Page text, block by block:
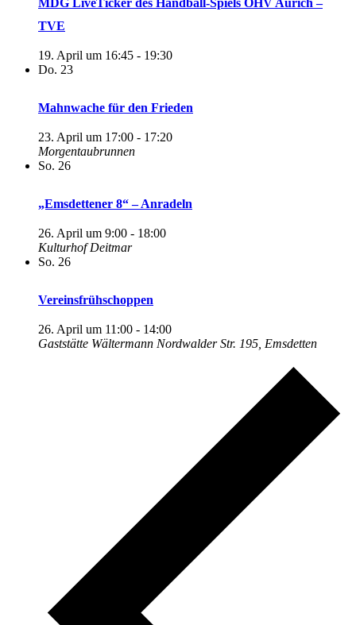
MDG LiveTicker des Handball-Spiels OHV Aurich –
TVE
19. April um 16:45 - 19:30
Do. 23
Mahnwache für den Frieden
23. April um 17:00 - 17:20
Morgentaubrunnen
So. 26
„Emsdettener 8“ – Anradeln
26. April um 9:00 - 18:00
Kulturhof Deitmar
So. 26
Vereinsfrühschoppen
26. April um 11:00 - 14:00
Gaststätte Wältermann Nordwalder Str. 195, Emsdetten